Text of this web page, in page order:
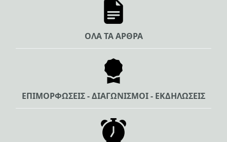
ΟΛΑ ΤΑ ΑΡΘΡΑ
ΕΠΙΜΟΡΦΩΣΕΙΣ - ΔΙΑΓΩΝΙΣΜΟΙ - ΕΚΔΗΛΩΣΕΙΣ